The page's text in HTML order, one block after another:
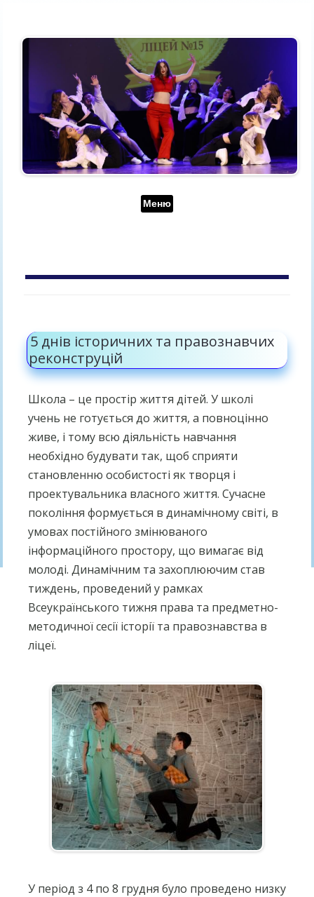
Меню
5 днів історичних та правознавчих
реконструцій
Школа – це простір життя дітей. У школі
учень не готується до життя, а повноцінно
живе, і тому всю діяльність навчання
необхідно будувати так, щоб сприяти
становленню особистості як творця і
проектувальника власного життя. Сучасне
покоління формується в динамічному світі, в
умовах постійного змінюваного
інформаційного простору, що вимагає від
молоді. Динамічним та захоплюючим став
тиждень, проведений у рамках
Всеукраїнського тижня права та предметно-
методичної сесії історії та правознавства в
ліцеї.
У період з 4 по 8 грудня було проведено низку